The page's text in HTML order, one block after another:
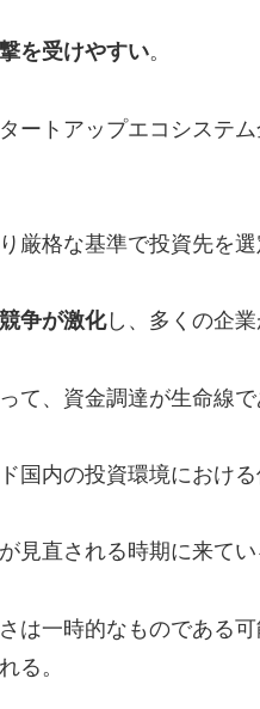
を受けやすい。
ートアップエコシステ
厳格な基準で投資先を選
争が激化し、多くの企
て、資金調達が生命線で
国内の投資環境における
見直される時期に来てい
は一時的なものである
る。